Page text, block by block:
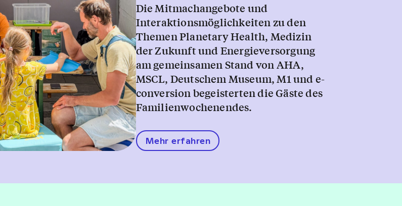
Die Mitmachangebote und
Interaktionsmöglichkeiten zu den
Themen Planetary Health, Medizin
der Zukunft und Energieversorgung
am gemeinsamen Stand von AHA,
MSCL, Deutschem Museum, M1 und e-
conversion begeisterten die Gäste des
Familienwochenendes.
Mehr erfahren